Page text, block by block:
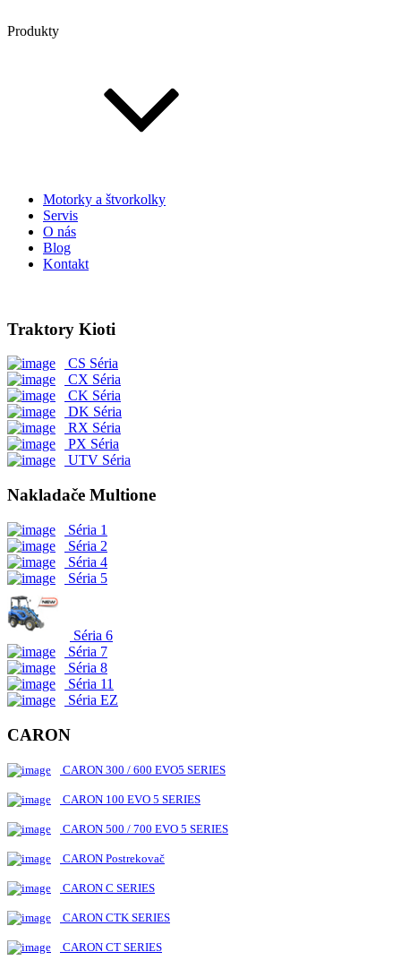
Produkty
Motorky a štvorkolky
Servis
O nás
Blog
Kontakt
Traktory Kioti
CS Séria
CX Séria
CK Séria
DK Séria
RX Séria
PX Séria
UTV Séria
Nakladače Multione
Séria 1
Séria 2
Séria 4
Séria 5
Séria 6
Séria 7
Séria 8
Séria 11
Séria EZ
CARON
CARON 300 / 600 EVO5 SERIES
CARON 100 EVO 5 SERIES
CARON 500 / 700 EVO 5 SERIES
CARON Postrekovač
CARON C SERIES
CARON CTK SERIES
CARON CT SERIES